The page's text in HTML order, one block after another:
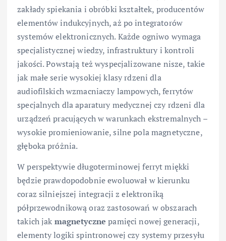
zakłady spiekania i obróbki kształtek, producentów
elementów indukcyjnych, aż po integratorów
systemów elektronicznych. Każde ogniwo wymaga
specjalistycznej wiedzy, infrastruktury i kontroli
jakości. Powstają też wyspecjalizowane nisze, takie
jak małe serie wysokiej klasy rdzeni dla
audiofilskich wzmacniaczy lampowych, ferrytów
specjalnych dla aparatury medycznej czy rdzeni dla
urządzeń pracujących w warunkach ekstremalnych –
wysokie promieniowanie, silne pola magnetyczne,
głęboka próżnia.
W perspektywie długoterminowej ferryt miękki
będzie prawdopodobnie ewoluował w kierunku
coraz silniejszej integracji z elektroniką
półprzewodnikową oraz zastosowań w obszarach
takich jak magnetyczne pamięci nowej generacji,
elementy logiki spintronowej czy systemy przesyłu